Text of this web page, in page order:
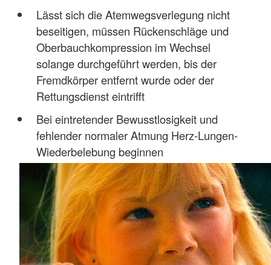
Lässt sich die Atemwegsverlegung nicht
beseitigen, müssen Rückenschläge und
Oberbauchkompression im Wechsel
solange durchgeführt werden, bis der
Fremdkörper entfernt wurde oder der
Rettungsdienst eintrifft
Bei eintretender Bewusstlosigkeit und
fehlender normaler Atmung Herz-Lungen-
Wiederbelebung beginnen